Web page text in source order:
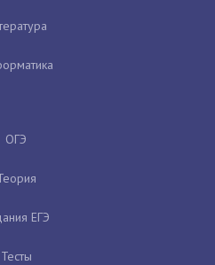
ОГЭ
ЕГЭ
Тесты